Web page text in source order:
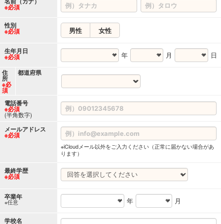
※必須
性別
※必須 男性 女性
生年月日
※必須 年 月 日
住
所
※必
須
都道府県
電話番号
※必須
(半角数字)
メールアドレス
※必須
※iCloudメール以外をご入力ください（正常に届かない場合があ
ります）
最終学歴
※必須
卒業年
※任意 年 月
学校名